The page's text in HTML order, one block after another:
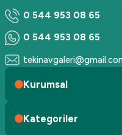
0 544 953 08 65
0 544 953 08 65
Kurumsal
Kategoriler